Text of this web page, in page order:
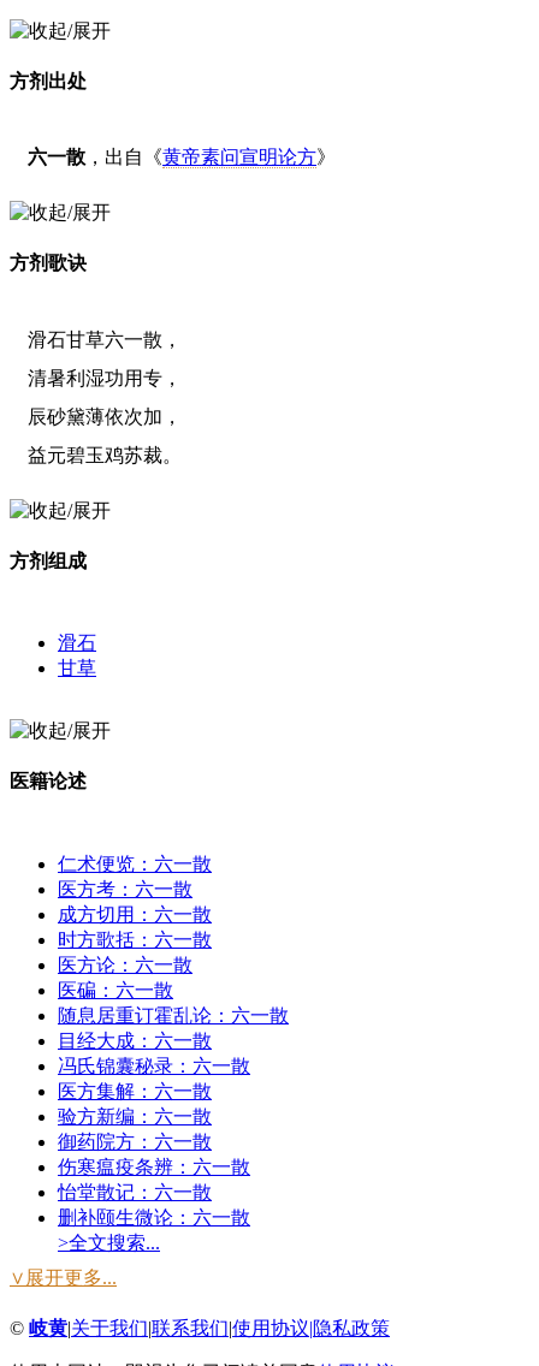
方剂出处
六一散 ，出自《黄帝素问宣明论方》
方剂歌诀
滑石甘草六一散，
清暑利湿功用专，
辰砂黛薄依次加，
益元碧玉鸡苏裁。
方剂组成
滑石
甘草
医籍论述
仁术便览：六一散
医方考：六一散
成方切用：六一散
时方歌括：六一散
医方论：六一散
医碥：六一散
随息居重订霍乱论：六一散
目经大成：六一散
冯氏锦囊秘录：六一散
医方集解：六一散
验方新编：六一散
御药院方：六一散
伤寒瘟疫条辨：六一散
怡堂散记：六一散
删补颐生微论：六一散
>全文搜索...
∨展开更多...
© 岐黄|关于我们|联系我们|使用协议|隐私政策